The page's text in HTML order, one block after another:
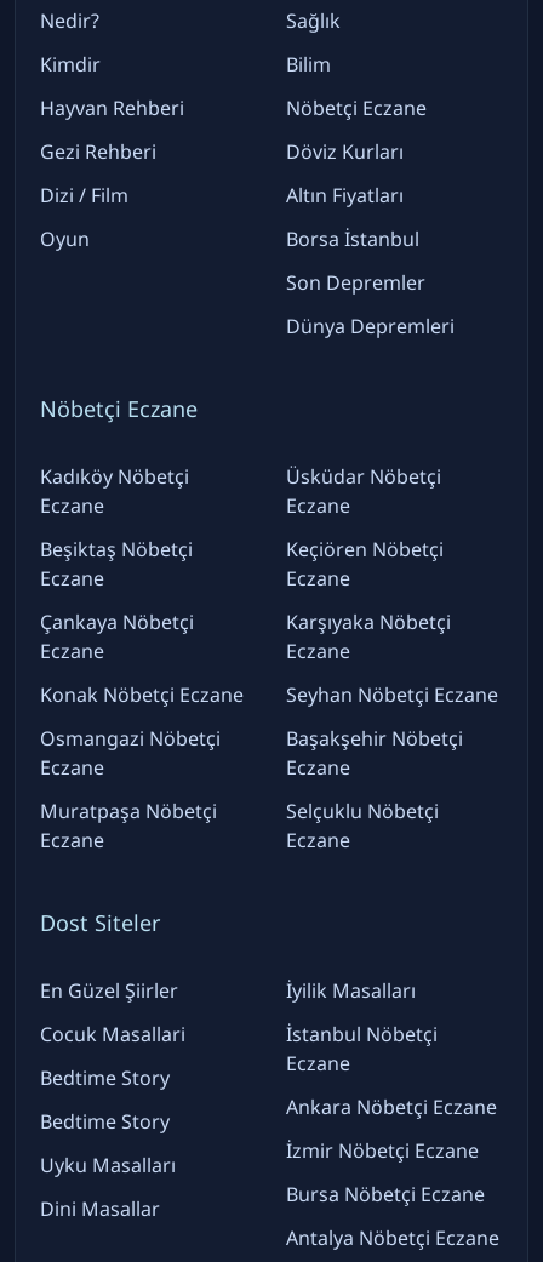
Nedir?
Kimdir
Hayvan Rehberi
Gezi Rehberi
Dizi / Film
Oyun
Sağlık
Bilim
Nöbetçi Eczane
Döviz Kurları
Altın Fiyatları
Borsa İstanbul
Son Depremler
Dünya Depremleri
Nöbetçi Eczane
Kadıköy Nöbetçi
Eczane
Beşiktaş Nöbetçi
Eczane
Çankaya Nöbetçi
Eczane
Konak Nöbetçi Eczane
Osmangazi Nöbetçi
Eczane
Muratpaşa Nöbetçi
Eczane
Üsküdar Nöbetçi
Eczane
Keçiören Nöbetçi
Eczane
Karşıyaka Nöbetçi
Eczane
Seyhan Nöbetçi Eczane
Başakşehir Nöbetçi
Eczane
Selçuklu Nöbetçi
Eczane
Dost Siteler
En Güzel Şiirler
Cocuk Masallari
Bedtime Story
Bedtime Story
Uyku Masalları
Dini Masallar
İyilik Masalları
İstanbul Nöbetçi
Eczane
Ankara Nöbetçi Eczane
İzmir Nöbetçi Eczane
Bursa Nöbetçi Eczane
Antalya Nöbetçi Eczane